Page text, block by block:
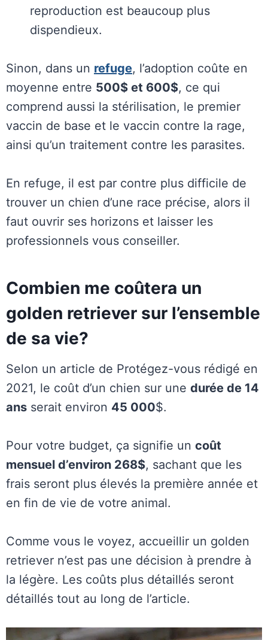
reproduction est beaucoup plus
dispendieux.
Sinon, dans un refuge, l’adoption coûte en
moyenne entre 500$ et 600$, ce qui
comprend aussi la stérilisation, le premier
vaccin de base et le vaccin contre la rage,
ainsi qu’un traitement contre les parasites.
En refuge, il est par contre plus difficile de
trouver un chien d’une race précise, alors il
faut ouvrir ses horizons et laisser les
professionnels vous conseiller.
Combien me coûtera un
golden retriever sur l’ensemble
de sa vie?
Selon un article de Protégez-vous rédigé en
2021, le coût d’un chien sur une durée de 14
ans serait environ 45 000$.
Pour votre budget, ça signifie un coût
mensuel d’environ 268$, sachant que les
frais seront plus élevés la première année et
en fin de vie de votre animal.
Comme vous le voyez, accueillir un golden
retriever n’est pas une décision à prendre à
la légère. Les coûts plus détaillés seront
détaillés tout au long de l’article.